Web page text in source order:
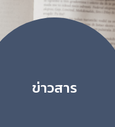
ข่าวสาร